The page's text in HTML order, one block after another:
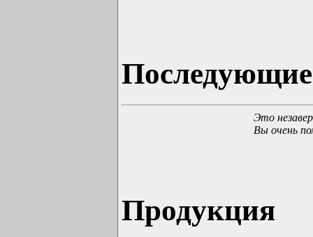
Это
Вы очень
Продукция